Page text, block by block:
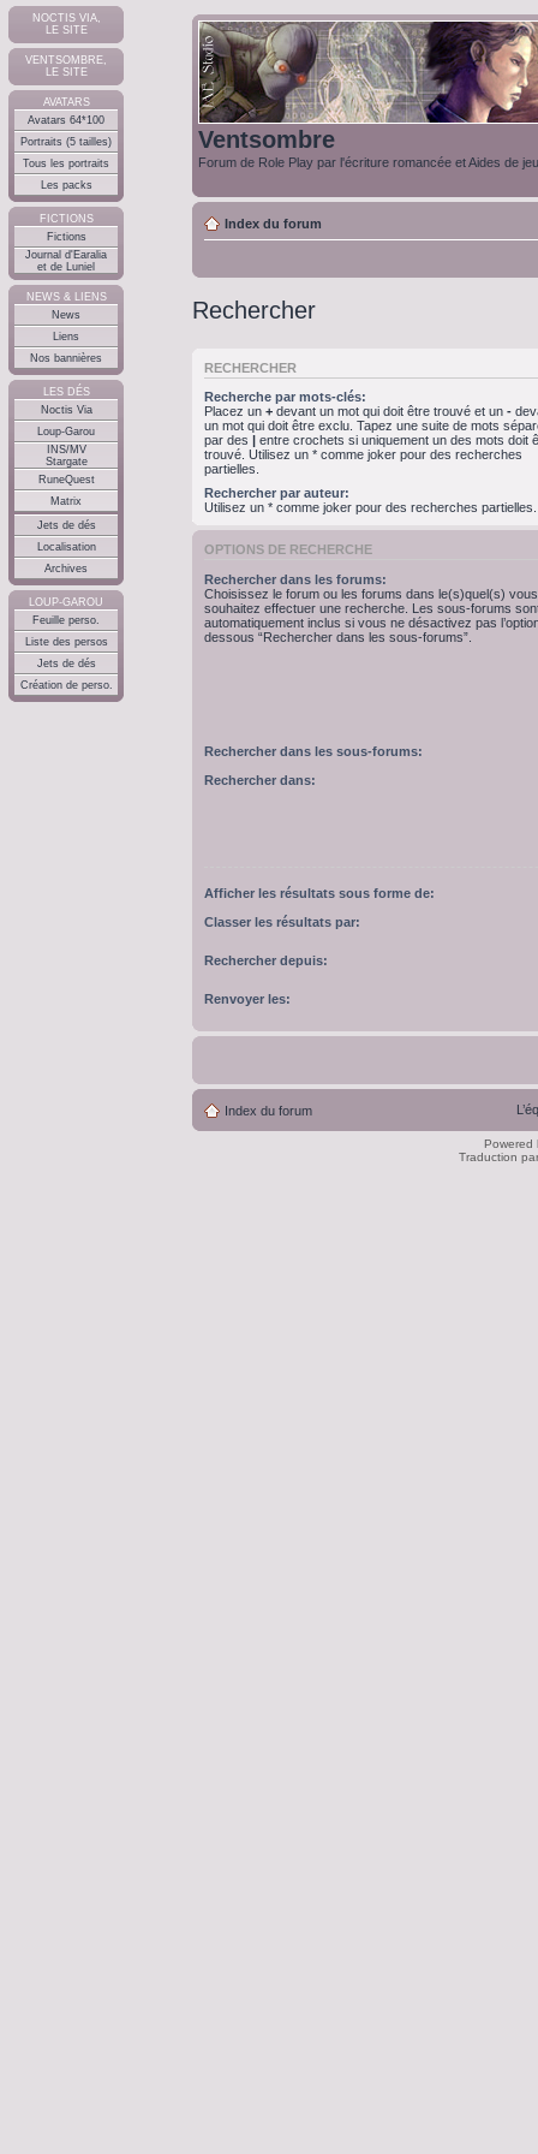
NOCTIS VIA,
LE SITE
VENTSOMBRE,
LE SITE
AVATARS
Avatars 64*100
Portraits (5 tailles)
Tous les portraits
Les packs
FICTIONS
Fictions
Journal d'Earalia
et de Luniel
NEWS & LIENS
News
Liens
Nos bannières
LES DÉS
Noctis Via
Loup-Garou
INS/MV
Stargate
RuneQuest
Matrix
Jets de dés
Localisation
Archives
LOUP-GAROU
Feuille perso.
Liste des persos
Jets de dés
Création de perso.
Ventsombre
Forum de Role Play par l'écriture romancée et Aides de
Index du forum
Rechercher
RECHERCHER
Recherche par mots-clés:
Placez un + devant un mot qui doit être trouvé et un -
un mot qui doit être exclu. Tapez une suite de mots
par des | entre crochets si uniquement un des mots doit
trouvé. Utilisez un * comme joker pour des recherches
partielles.
Rechercher par auteur:
Utilisez un * comme joker pour des recherches partielles.
OPTIONS DE RECHERCHE
Rechercher dans les forums:
Choisissez le forum ou les forums dans le(s)quel(s) vous
souhaitez effectuer une recherche. Les sous-forums
automatiquement inclus si vous ne désactivez pas
dessous “Rechercher dans les sous-forums”.
Rechercher dans les sous-forums:
Rechercher dans:
Afficher les résultats sous forme de:
Classer les résultats par:
Rechercher depuis:
Renvoyer les:
Index du forum
Powered
Traduction